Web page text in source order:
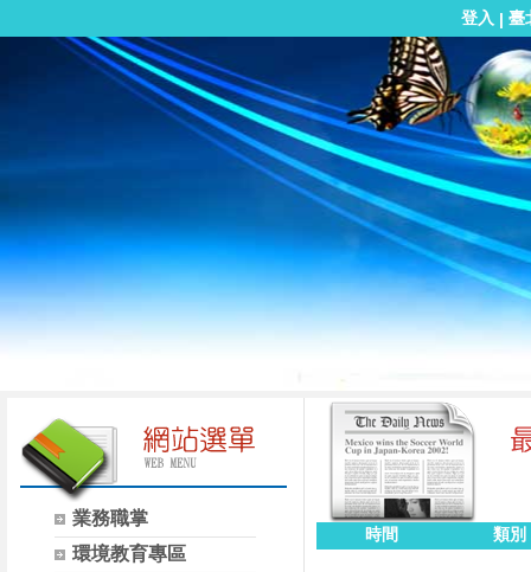
登入 | 臺
業務職掌
環境教育專區
時間 類別